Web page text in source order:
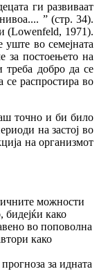
ги развиваат
” (стр. 34).
(Lowenfeld, 1971).
во семејната
за постоењето на
треба добро да се
се распростира во
точно и би било
на застој во
на организмот
можности
бидејќи како
во поповолна
како
за идната